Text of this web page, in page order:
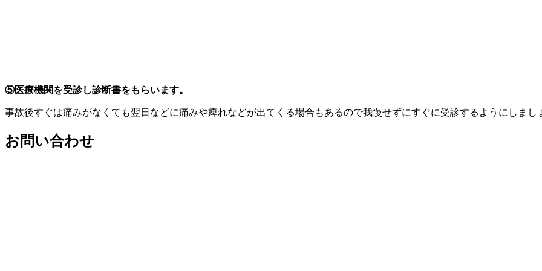
⑤医療機関を受診し診断書をもらいます。
事故後すぐは痛みがなくても翌日などに痛みや痺れなどが出てくる場合もあるので我慢せずにすぐに受診するようにしまし
お問い合わせ